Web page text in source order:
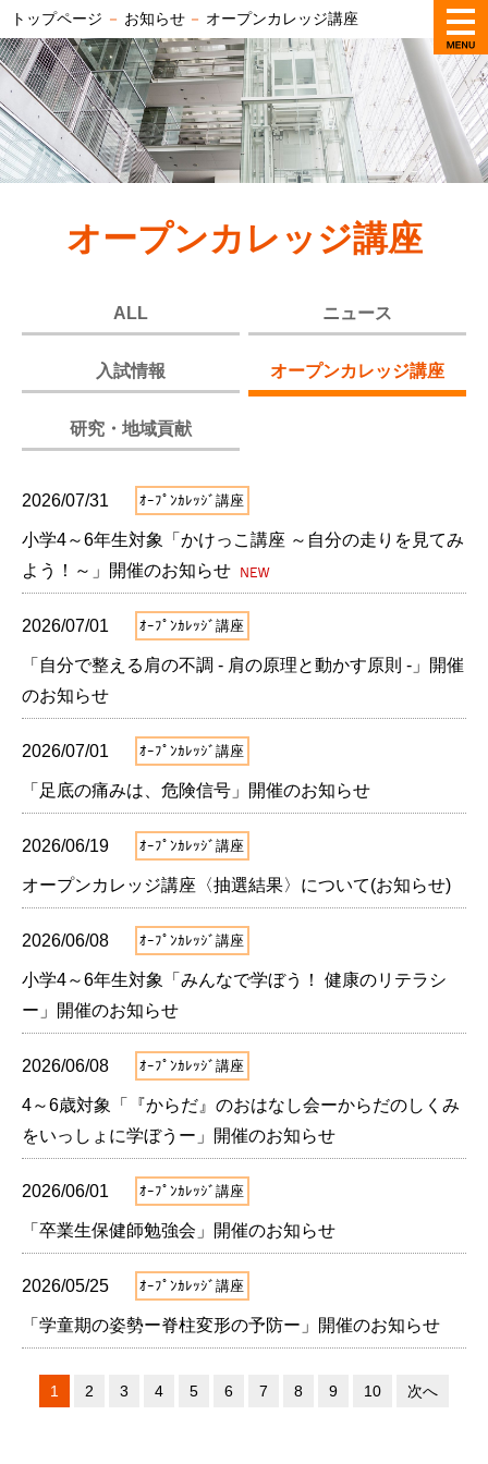
トップページ － お知らせ － オープンカレッジ講座
オープンカレッジ講座
ALL ニュース
入試情報 オープンカレッジ講座
研究・地域貢献
2026/07/31 ｵｰﾌﾟﾝｶﾚｯｼﾞ講座
小学4～6年生対象「かけっこ講座 ～自分の走りを見てみ
よう！～」開催のお知らせ
2026/07/01 ｵｰﾌﾟﾝｶﾚｯｼﾞ講座
「自分で整える肩の不調 - 肩の原理と動かす原則 -」開催
のお知らせ
2026/07/01 ｵｰﾌﾟﾝｶﾚｯｼﾞ講座
「足底の痛みは、危険信号」開催のお知らせ
2026/06/19 ｵｰﾌﾟﾝｶﾚｯｼﾞ講座
オープンカレッジ講座〈抽選結果〉について(お知らせ)
2026/06/08 ｵｰﾌﾟﾝｶﾚｯｼﾞ講座
小学4～6年生対象「みんなで学ぼう！ 健康のリテラシ
ー」開催のお知らせ
2026/06/08 ｵｰﾌﾟﾝｶﾚｯｼﾞ講座
4～6歳対象「『からだ』のおはなし会ーからだのしくみ
をいっしょに学ぼうー」開催のお知らせ
2026/06/01 ｵｰﾌﾟﾝｶﾚｯｼﾞ講座
「卒業生保健師勉強会」開催のお知らせ
2026/05/25 ｵｰﾌﾟﾝｶﾚｯｼﾞ講座
「学童期の姿勢ー脊柱変形の予防ー」開催のお知らせ
1 2 3 4 5 6 7 8 9 10 次へ